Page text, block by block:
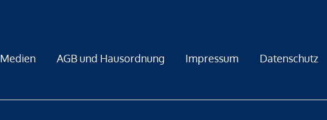
Medien AGB und Hausordnung Impressum Datenschutz